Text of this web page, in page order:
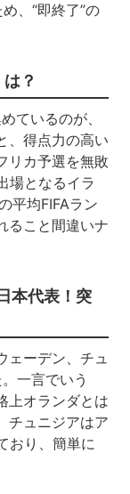
、“即終了”の
？
ているのが、
、得点力の高い
リカ予選を無敗
場となるイラ
平均FIFAラン
ること間違いナ
本代表！突
ェーデン、チュ
一言でいう
上オランダとは
チュニジアはア
おり、簡単に